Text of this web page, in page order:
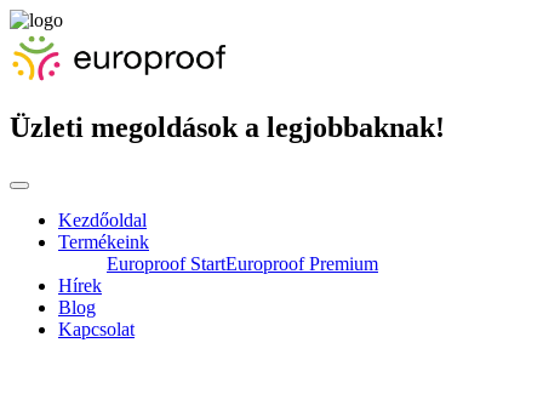
Üzleti megoldások a legjobbaknak!
Kezdőoldal
Termékeink
Europroof StartEuroproof Premium
Hírek
Blog
Kapcsolat